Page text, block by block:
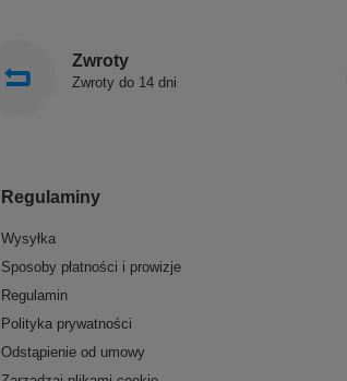
Zwroty
Zwroty do 14 dni
Regulaminy
Wysyłka
Sposoby płatności i prowizje
Regulamin
Polityka prywatności
Odstąpienie od umowy